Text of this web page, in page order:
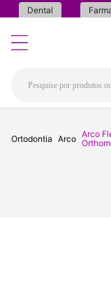
Dental
Ortodontia Arco Arco